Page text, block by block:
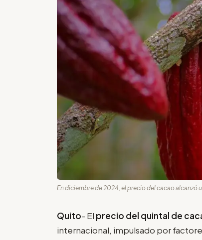
En diciembre de 2024, el precio del cacao alcanzó
Quito- El precio del quintal de
internacional, impulsado por